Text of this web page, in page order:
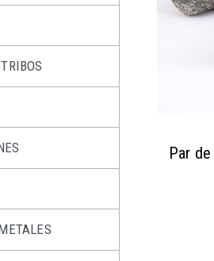
Par